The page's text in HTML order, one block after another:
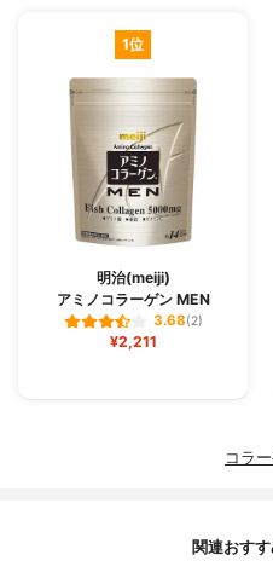
1位
明治(meiji)
アミノコラーゲン MEN
3.68(2)
¥2,211
コラ
関連おす